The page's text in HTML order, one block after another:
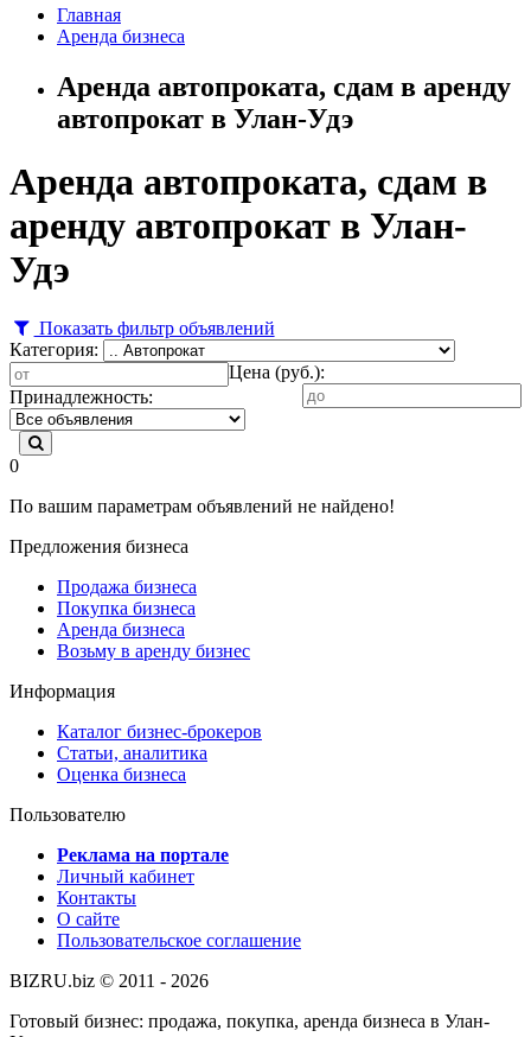
Главная
Аренда бизнеса
Аренда автопроката, сдам в аренду
автопрокат в Улан-Удэ
Аренда автопроката, сдам в
аренду автопрокат в Улан-
Удэ
Показать фильтр объявлений
Категория:
Цена (руб.):
Принадлежность:
0
По вашим параметрам объявлений не найдено!
Предложения бизнеса
Продажа бизнеса
Покупка бизнеса
Аренда бизнеса
Возьму в аренду бизнес
Информация
Каталог бизнес-брокеров
Статьи, аналитика
Оценка бизнеса
Пользователю
Реклама на портале
Личный кабинет
Контакты
О сайте
Пользовательское соглашение
BIZRU.biz © 2011 - 2026
Готовый бизнес: продажа, покупка, аренда бизнеса в Улан-